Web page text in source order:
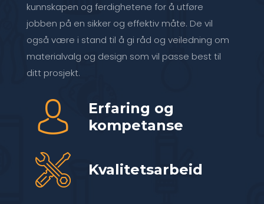
kunnskapen og ferdighetene for å utføre
jobben på en sikker og effektiv måte. De vil
også være i stand til å gi råd og veiledning om
materialvalg og design som vil passe best til
ditt prosjekt.
Erfaring og
kompetanse
Kvalitetsarbeid